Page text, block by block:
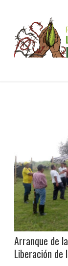
Arranque de
Liberación de